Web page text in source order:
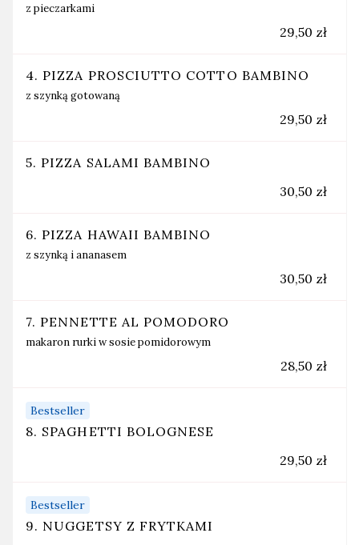
z pieczarkami
29,50 zł
4. PIZZA PROSCIUTTO COTTO BAMBINO
z szynką gotowaną
29,50 zł
5. PIZZA SALAMI BAMBINO
30,50 zł
6. PIZZA HAWAII BAMBINO
z szynką i ananasem
30,50 zł
7. PENNETTE AL POMODORO
makaron rurki w sosie pomidorowym
28,50 zł
Bestseller
8. SPAGHETTI BOLOGNESE
29,50 zł
Bestseller
9. NUGGETSY Z FRYTKAMI